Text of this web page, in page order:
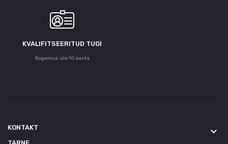
KVALIFITSEERITUD TUGI
Kogemus üle 10 aasta
KONTAKT keyboard_arrow_down